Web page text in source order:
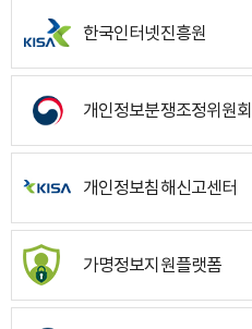
한국인터넷진흥원
개인정보분쟁조정위원회
개인정보침해신고센터
가명정보지원플랫폼